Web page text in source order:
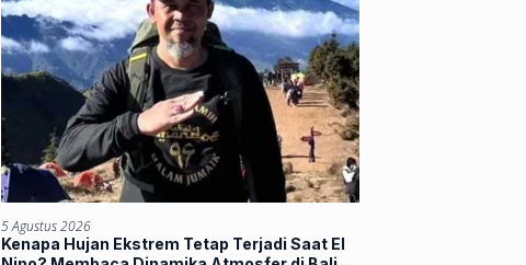
5 Agustus 2026
Kenapa Hujan Ekstrem Tetap Terjadi Saat El